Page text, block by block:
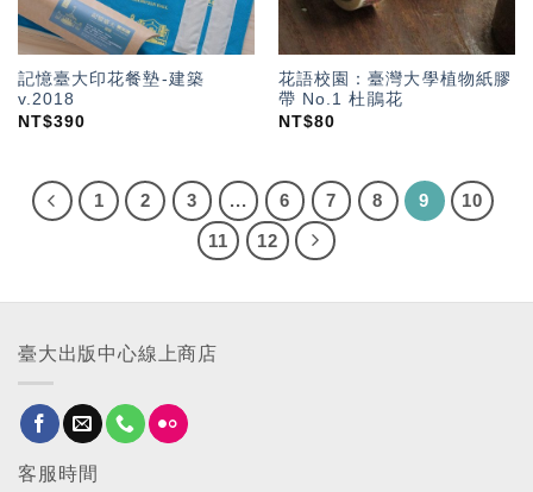
記憶臺大印花餐墊-建築
v.2018
NT$390
花語校園：臺灣大學植物紙膠
帶 No.1 杜鵑花
NT$80
1 2 3 ... 6 7 8 9
10
11
12
臺大出版中心線上商店
客服時間